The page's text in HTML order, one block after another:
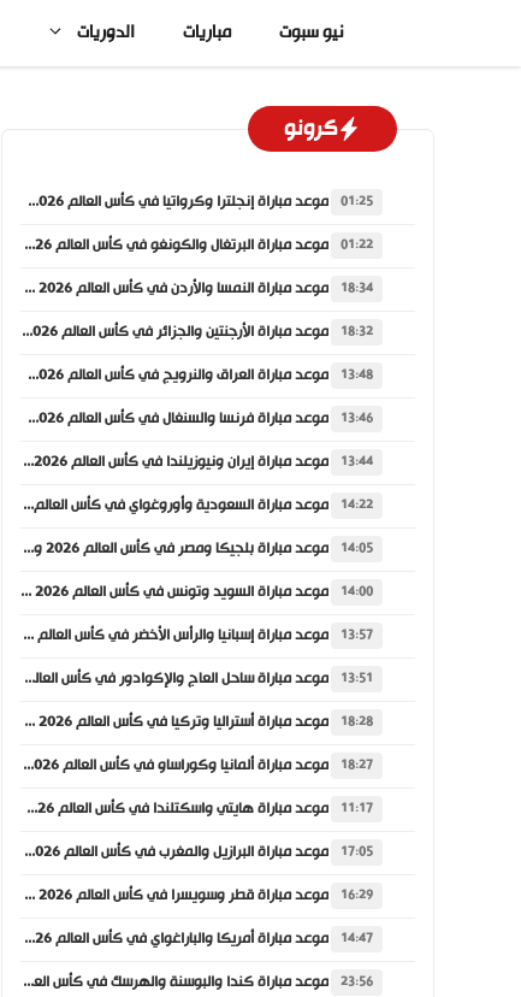
المحتوى
نيو سبوت مباريات الدوريات
كرونو
01:25 موعد مباراة إنجلترا وكرواتيا في كأس العالم 2026 والقنوات الناقلة
01:22 موعد مباراة البرتغال والكونغو في كأس العالم 2026 والقنوات الناقلة
18:34 موعد مباراة النمسا والأردن في كأس العالم 2026 والقنوات الناقلة
18:32 موعد مباراة الأرجنتين والجزائر في كأس العالم 2026 والقنوات الناقلة
13:48 موعد مباراة العراق والنرويج في كأس العالم 2026 والقنوات الناقلة
13:46 موعد مباراة فرنسا والسنغال في كأس العالم 2026 والقنوات الناقلة
13:44 موعد مباراة إيران ونيوزيلندا في كأس العالم 2026 والقنوات الناقلة
14:22 موعد مباراة السعودية وأوروغواي في كأس العالم 2026 والقنوات الناقلة
14:05 موعد مباراة بلجيكا ومصر في كأس العالم 2026 والقنوات الناقلة
14:00 موعد مباراة السويد وتونس في كأس العالم 2026 والقنوات الناقلة
13:57 موعد مباراة إسبانيا والرأس الأخضر في كأس العالم 2026 والقنوات الناقلة
13:51 موعد مباراة ساحل العاج والإكوادور في كأس العالم 2026 والقنوات الناقلة
18:28 موعد مباراة أستراليا وتركيا في كأس العالم 2026 والقنوات الناقلة
18:27 موعد مباراة ألمانيا وكوراساو في كأس العالم 2026 والقنوات الناقلة
11:17 موعد مباراة هايتي واسكتلندا في كأس العالم 2026 والقنوات الناقلة
17:05 موعد مباراة البرازيل والمغرب في كأس العالم 2026 والقنوات الناقلة
16:29 موعد مباراة قطر وسويسرا في كأس العالم 2026 والقنوات الناقلة
14:47 موعد مباراة أمريكا والباراغواي في كأس العالم 2026 والقنوات الناقلة
23:56 موعد مباراة كندا والبوسنة والهرسك في كأس العالم 2026 والقنوات الناقلة